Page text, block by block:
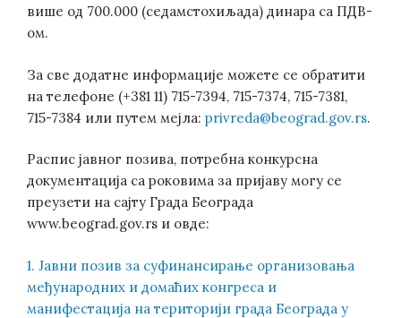
више од 700.000 (седамстохиљада) динара са ПДВ-
ом.
За све додатне информације можете се обратити
на телефоне (+381 11) 715-7394, 715-7374, 715-7381,
715-7384 или путем мејла: privreda@beograd.gov.rs.
Распис јавног позива, потребна конкурсна
документација са роковима за пријаву могу се
преузети на сајту Града Београда
www.beograd.gov.rs и овде:
1. Јавни позив за суфинансирање организовања
међународних и домаћих конгреса и
манифестација на територији града Београда у